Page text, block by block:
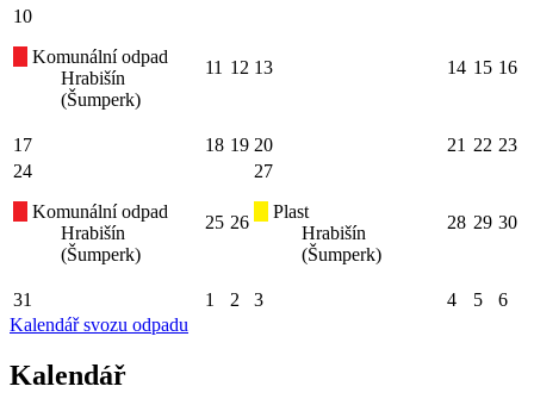
10
Komunální odpad
Hrabišín
(Šumperk)
11 12 13 14 15 16
17 18 19 20 21 22 23
24
Komunální odpad
Hrabišín
(Šumperk)
25 26
27
Plast
Hrabišín
(Šumperk)
28 29 30
31 1 2 3 4 5
6
Kalendář svozu odpadu
Kalendář